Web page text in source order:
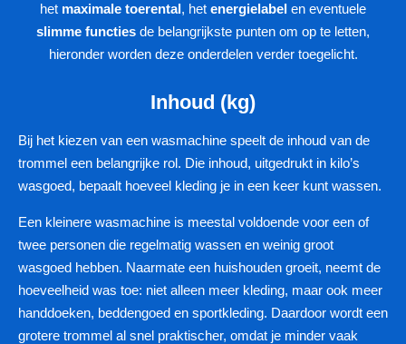
het maximale toerental, het energielabel en eventuele
slimme functies de belangrijkste punten om op te letten,
hieronder worden deze onderdelen verder toegelicht.
Inhoud (kg)
Bij het kiezen van een wasmachine speelt de inhoud van de
trommel een belangrijke rol. Die inhoud, uitgedrukt in kilo’s
wasgoed, bepaalt hoeveel kleding je in een keer kunt wassen.
Een kleinere wasmachine is meestal voldoende voor een of
twee personen die regelmatig wassen en weinig groot
wasgoed hebben. Naarmate een huishouden groeit, neemt de
hoeveelheid was toe: niet alleen meer kleding, maar ook meer
handdoeken, beddengoed en sportkleding. Daardoor wordt een
grotere trommel al snel praktischer, omdat je minder vaak